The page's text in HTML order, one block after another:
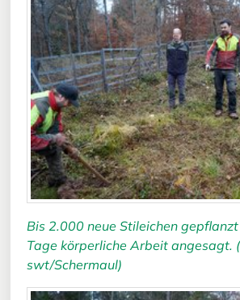
Bis 2.000 neue Stileichen
Tage körperliche Arbeit angesagt.
swt/Schermaul)